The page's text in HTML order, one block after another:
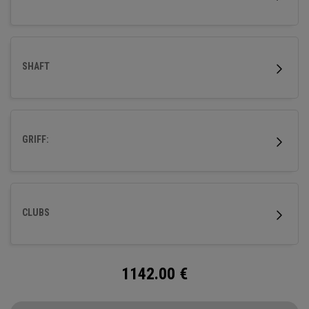
SHAFT
GRIFF:
CLUBS
1142.00 €